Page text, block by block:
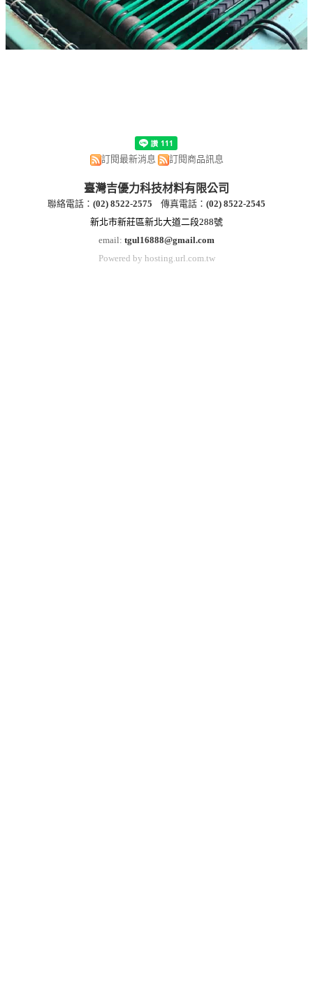
訂閱最新消息 訂閱商品訊息
臺灣吉優力科技材料有限公司
聯絡電話： (02) 8522-2575 傳真電話： (02) 8522-2545
新北市新莊區新北大道二段288號
email: tgul16888@gmail.com
Powered by hosting.url.com.tw